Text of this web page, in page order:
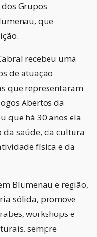
Grupos
que
recebeu uma
de atuação
que representaram
Abertos da
que há 30 anos ela
da saúde, da cultura
física e da
Blumenau e região,
sólida, promove
workshops e
sempre